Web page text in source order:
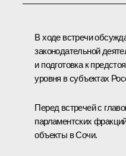
В ходе встречи
законодательной
и подготовка к
уровня в субъектах
Перед встречей с
парламентских
объекты в Сочи.